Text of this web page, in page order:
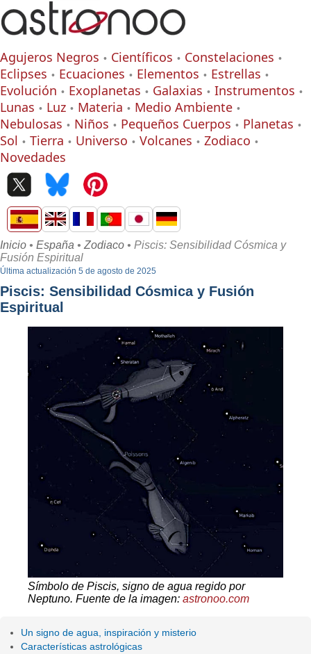
Agujeros Negros Científicos
Constelaciones
Eclipses
Ecuaciones Elementos
Estrellas
Evolución
Exoplanetas Galaxias
Instrumentos
Lunas
Luz Materia
Medio Ambiente
Nebulosas
Niños Pequeños Cuerpos
Planetas
Sol
Tierra Universo Volcanes
Zodiaco
Novedades
Inicio • España • Zodiaco • Piscis: Sensibilidad Cósmica y
Fusión Espiritual
Última actualización 5 de agosto de 2025
Piscis: Sensibilidad Cósmica y Fusión
Espiritual
Símbolo de Piscis, signo de agua regido por
Neptuno. Fuente de la imagen: astronoo.com
Un signo de agua, inspiración y misterio
Características astrológicas